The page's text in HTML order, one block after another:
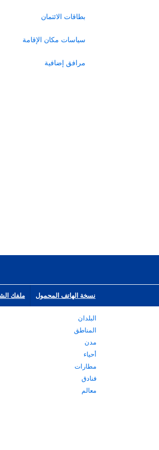
بطاقات الائتمان
سياسات مكان الإقامة
مرافق إضافية
نسخة الهاتف المحمول ملفك
البلدان
المناطق
مدن
أحياء
مطارات
فنادق
معالم